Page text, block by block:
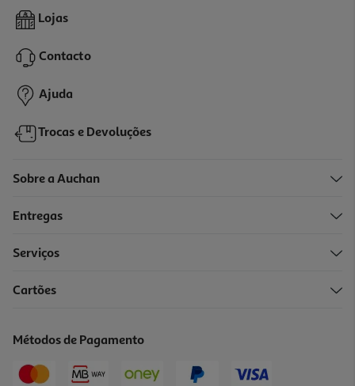
Granola Prozis Proteica Frutos Bosque 250g
4,99 €
Lojas
Contacto
Ajuda
Trocas e Devoluções
Sobre a Auchan
Entregas
Serviços
Cartões
Métodos de Pagamento